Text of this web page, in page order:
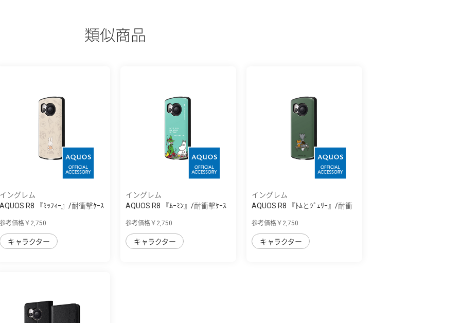
類似商品
イングレム
AQUOS R8 『ﾐｯﾌｨｰ』/耐衝撃ｹｰｽ
参考価格￥2,750
キャラクター
イングレム
AQUOS R8 『ﾑｰﾐﾝ』/耐衝撃ｹｰｽ
参考価格￥2,750
キャラクター
イングレム
AQUOS R8 『ﾄﾑとｼﾞｪﾘｰ』/耐衝
参考価格￥2,750
キャラクター